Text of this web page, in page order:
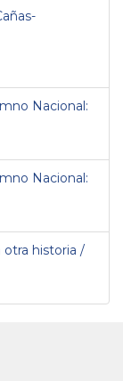
Nacional:
Nacional:
otra historia /